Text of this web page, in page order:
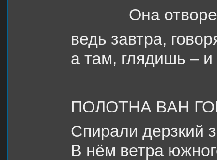
Она
ведь завтра,
а там, глядишь –
ПОЛОТНА ВАН
Спирали дерзкий
В нём ветра